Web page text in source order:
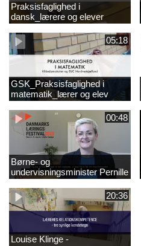
Praksisfaglighed i
dansk_lærere og elever
05:18
GSK_Praksisfaglighed i
matematik_lærer og elev
00:48
Børne- og
undervisningsminister Pernille
Rosenkrantz-Theil inviterer til
DKLF 2020
20:36
Louise Klinge -